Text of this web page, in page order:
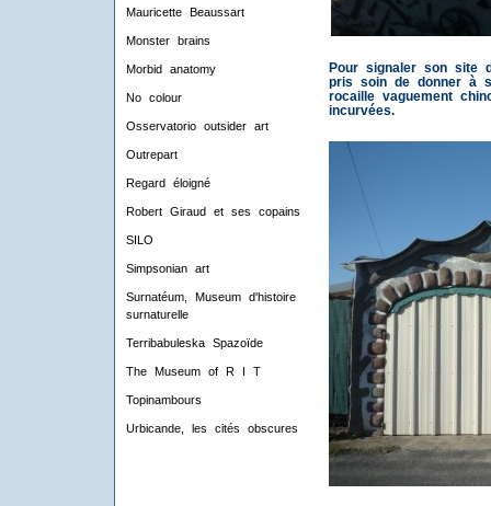
Mauricette Beaussart
Monster brains
Morbid anatomy
No colour
Osservatorio outsider art
Outrepart
Regard éloigné
Robert Giraud et ses copains
SILO
Simpsonian art
Surnatéum, Museum d'histoire
surnaturelle
Terribabuleska Spazoïde
The Museum of R I T
Topinambours
Urbicande, les cités obscures
Pour signaler son site
pris soin de donner à
rocaille vaguement
incurvées.